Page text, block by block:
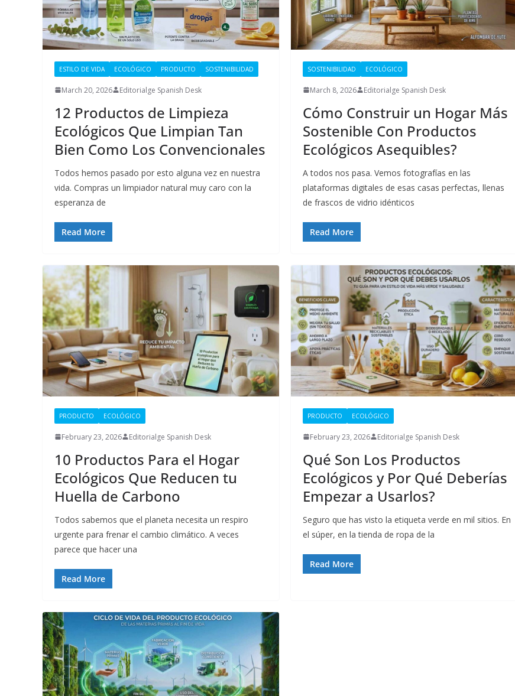
ESTILO DE VIDA ECOLÓGICO PRODUCTO SOSTENIBILIDAD
March 20, 2026 Editorialge Spanish Desk
12 Productos de Limpieza
Ecológicos Que Limpian Tan
Bien Como Los Convencionales
Todos hemos pasado por esto alguna vez en nuestra
vida. Compras un limpiador natural muy caro con la
esperanza de
Read More
SOSTENIBILIDAD ECOLÓGICO
March 8, 2026 Editorialge Spanish Desk
Cómo Construir un Hogar Más
Sostenible Con Productos
Ecológicos Asequibles?
A todos nos pasa. Vemos fotografías en las
plataformas digitales de esas casas perfectas, llenas
de frascos de vidrio idénticos
Read More
PRODUCTO ECOLÓGICO
February 23, 2026 Editorialge Spanish Desk
10 Productos Para el Hogar
Ecológicos Que Reducen tu
Huella de Carbono
Todos sabemos que el planeta necesita un respiro
urgente para frenar el cambio climático. A veces
parece que hacer una
Read More
PRODUCTO ECOLÓGICO
February 23, 2026 Editorialge Spanish Desk
Qué Son Los Productos
Ecológicos y Por Qué Deberías
Empezar a Usarlos?
Seguro que has visto la etiqueta verde en mil sitios. En
el súper, en la tienda de ropa de la
Read More